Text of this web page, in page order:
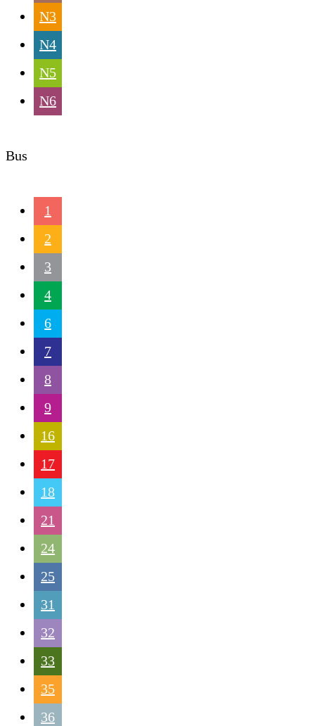
N3
N4
N5
N6
Bus
1
2
3
4
6
7
8
9
16
17
18
21
24
25
31
32
33
35
36